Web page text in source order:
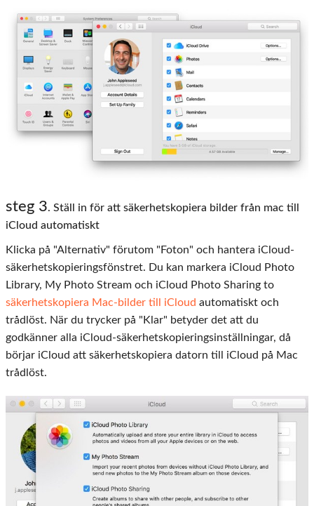
steg 3. Ställ in för att säkerhetskopiera bilder från mac till
iCloud automatiskt
Klicka på "Alternativ" förutom "Foton" och hantera iCloud-
säkerhetskopieringsfönstret. Du kan markera iCloud Photo
Library, My Photo Stream och iCloud Photo Sharing to
säkerhetskopiera Mac-bilder till iCloud automatiskt och
trådlöst. När du trycker på "Klar" betyder det att du
godkänner alla iCloud-säkerhetskopieringsinställningar, då
börjar iCloud att säkerhetskopiera datorn till iCloud på Mac
trådlöst.